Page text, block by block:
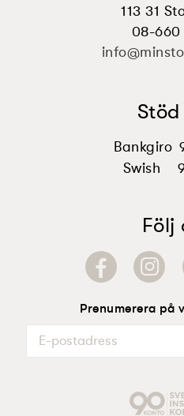
113 31
08-660
Stöd
Bankgiro
Swish
Följ
Prenumerera på